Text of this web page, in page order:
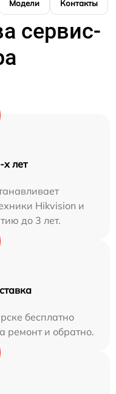
Модели Контакты
сервис-
х лет
Hikvision и
до 3 лет.
бесплатно
ремонт и обратно.